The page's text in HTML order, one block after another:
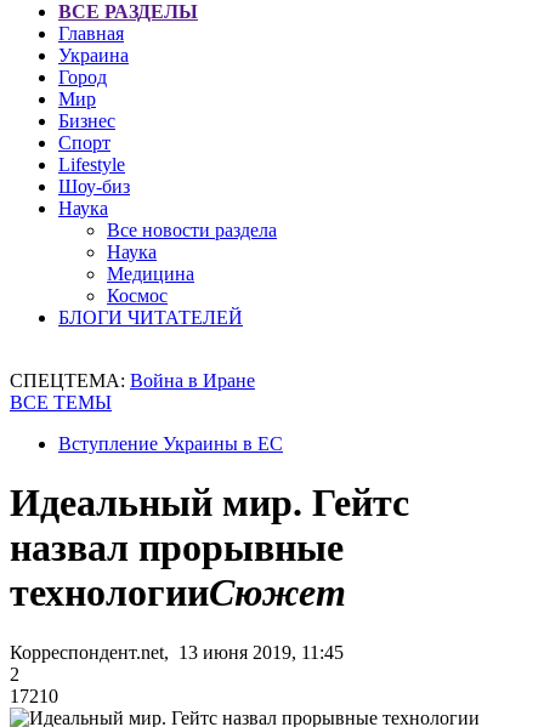
ВСЕ РАЗДЕЛЫ
Главная
Украина
Город
Мир
Бизнес
Спорт
Lifestyle
Шоу-биз
Наука
Все новости раздела
Наука
Медицина
Космос
БЛОГИ ЧИТАТЕЛЕЙ
СПЕЦТЕМА: Война в Иране
ВСЕ ТЕМЫ
Вступление Украины в ЕС
Идеальный мир. Гейтс
назвал прорывные
технологииСюжет
Корреспондент.net, 13 июня 2019, 11:45
2
17210